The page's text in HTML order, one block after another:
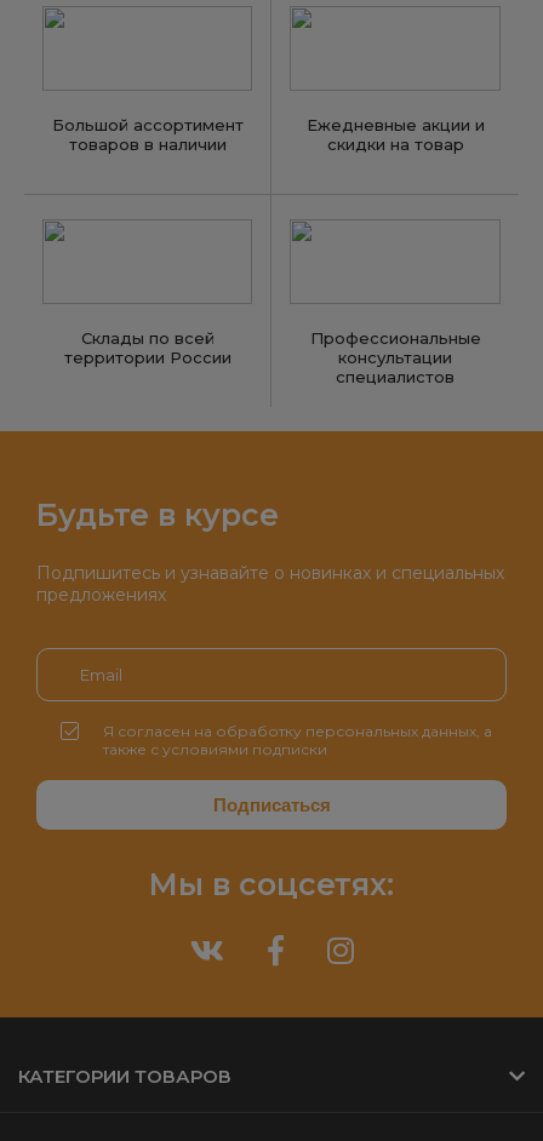
Большой ассортимент
товаров в наличии
Ежедневные акции и
скидки на товар
Склады по всей
территории России
Профессиональные
консультации
специалистов
Будьте в курсе
Подпишитесь и узнавайте о новинках и специальных
предложениях
Я согласен на обработку персональных данных, а
также с условиями подписки
Мы в соцсетях:
КАТЕГОРИИ ТОВАРОВ